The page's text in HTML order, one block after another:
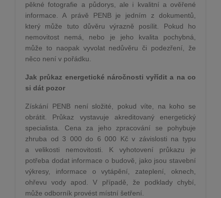
pěkné fotografie a půdorys, ale i kvalitní a ověřené
informace. A právě PENB je jedním z dokumentů,
který může tuto důvěru výrazně posílit. Pokud ho
nemovitost nemá, nebo je jeho kvalita pochybná,
může to naopak vyvolat nedůvěru či podezření, že
něco není v pořádku.
Jak průkaz energetické náročnosti vyřídit a na co
si dát pozor
Získání PENB není složité, pokud víte, na koho se
obrátit. Průkaz vystavuje akreditovaný energetický
specialista. Cena za jeho zpracování se pohybuje
zhruba od 3 000 do 6 000 Kč v závislosti na typu
a velikosti nemovitosti. K vyhotovení průkazu je
potřeba dodat informace o budově, jako jsou stavební
výkresy, informace o vytápění, zateplení, oknech,
ohřevu vody apod. V případě, že podklady chybí,
může odborník provést místní šetření.